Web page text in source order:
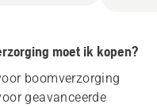
moet ik kopen?
boomverzorging
geavanceerde